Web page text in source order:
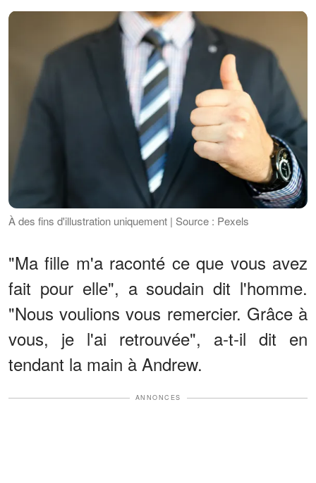
À des fins d'illustration uniquement | Source : Pexels
"Ma fille m'a raconté ce que vous avez
fait pour elle", a soudain dit l'homme.
"Nous voulions vous remercier. Grâce à
vous, je l'ai retrouvée", a-t-il dit en
tendant la main à Andrew.
ANNONCES